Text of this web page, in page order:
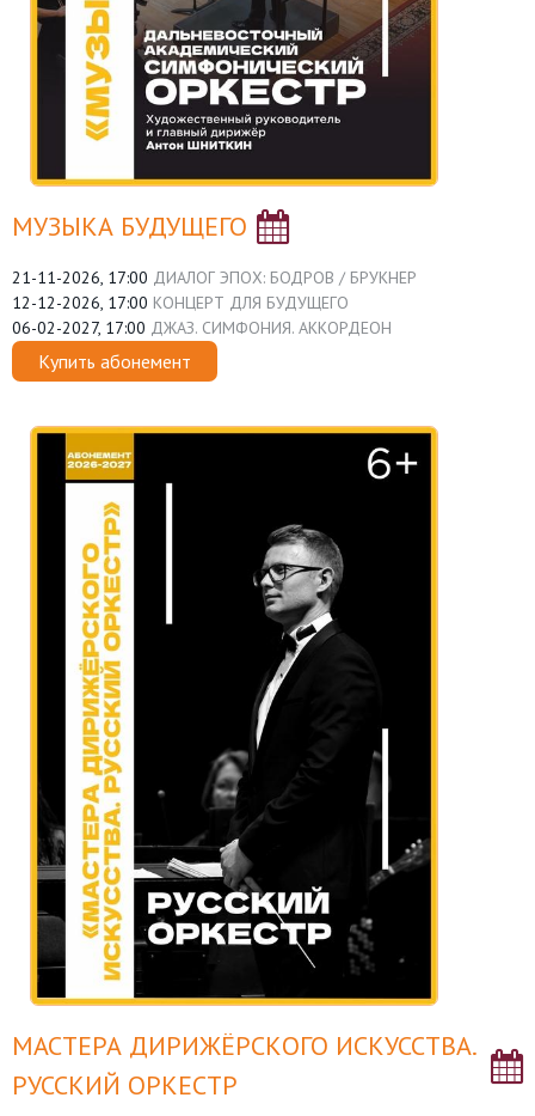
МУЗЫКА БУДУЩЕГО
21-11-2026, 17:00 ДИАЛОГ ЭПОХ: БОДРОВ / БРУКНЕР
12-12-2026, 17:00 КОНЦЕРТ ДЛЯ БУДУЩЕГО
06-02-2027, 17:00 ДЖАЗ. СИМФОНИЯ. АККОРДЕОН
Купить абонемент
МАСТЕРА ДИРИЖЁРСКОГО ИСКУССТВА.
РУССКИЙ ОРКЕСТР